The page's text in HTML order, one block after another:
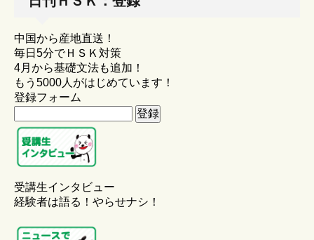
中国から産地直送！
毎日5分でＨＳＫ対策
4月から基礎文法も追加！
もう5000人がはじめています！
登録フォーム
受講生インタビュー
経験者は語る！やらせナシ！